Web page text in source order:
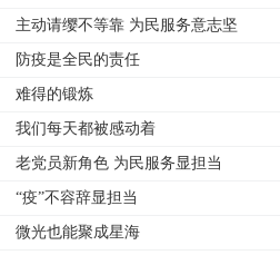
主动请缨不等靠 为民服务意志坚
防疫是全民的责任
难得的锻炼
我们每天都被感动着
老党员新角色 为民服务显担当
“疫”不容辞显担当
微光也能聚成星海